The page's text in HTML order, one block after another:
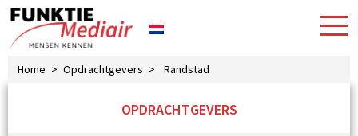
Home > Opdrachtgevers > Randstad
OPDRACHTGEVERS